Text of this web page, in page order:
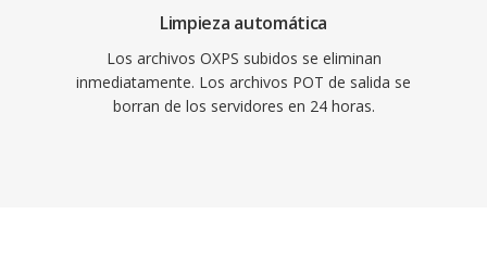
Limpieza automática
Los archivos OXPS subidos se eliminan
inmediatamente. Los archivos POT de salida se
borran de los servidores en 24 horas.